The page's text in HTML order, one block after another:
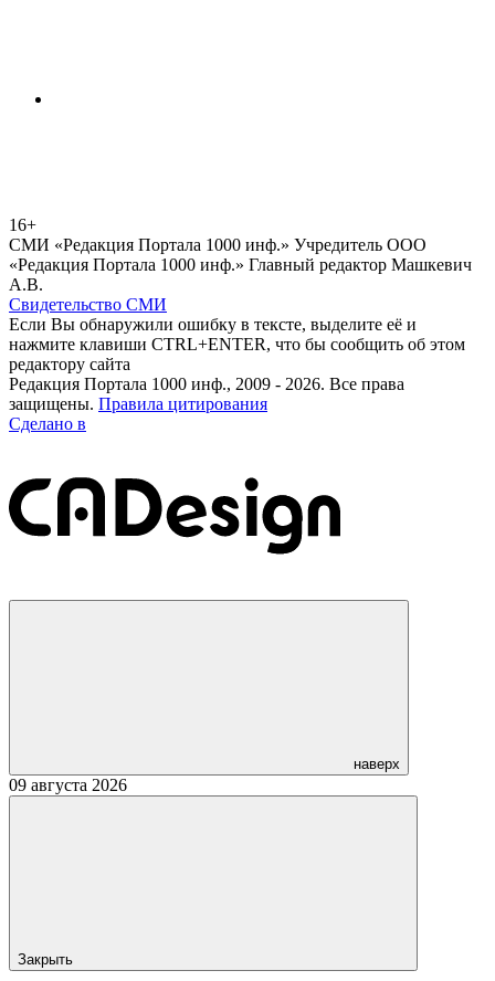
16+
СМИ «Редакция Портала 1000 инф.» Учредитель ООО
«Редакция Портала 1000 инф.» Главный редактор Машкевич
А.В.
Свидетельство СМИ
Если Вы обнаружили ошибку в тексте, выделите её и
нажмите клавиши CTRL+ENTER, что бы сообщить об этом
редактору сайта
Редакция Портала 1000 инф., 2009 - 2026. Все права
защищены. Правила цитирования
Сделано в
наверх
09 августа 2026
Закрыть